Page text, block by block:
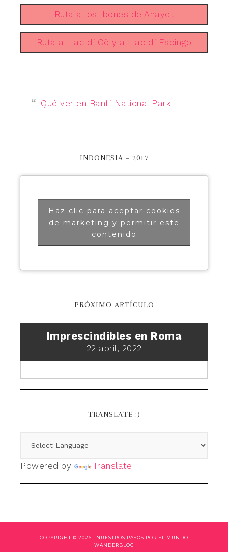
Ruta a los Ibones de Anayet
Ruta al Lac d´Oô y al Lac d´Espingo
Qué ver en Banff National Park
INDONESIA – 2017
Haz clic para aceptar cookies
de marketing y permitir este
contenido
PRÓXIMO ARTÍCULO
Imprescindibles en Roma
22 abril, 2022
TRANSLATE :)
Powered by Translate
COPYRIGHT © 2026 · NUESTROS PASOS POR EL MUNDO
WANDERBLOG